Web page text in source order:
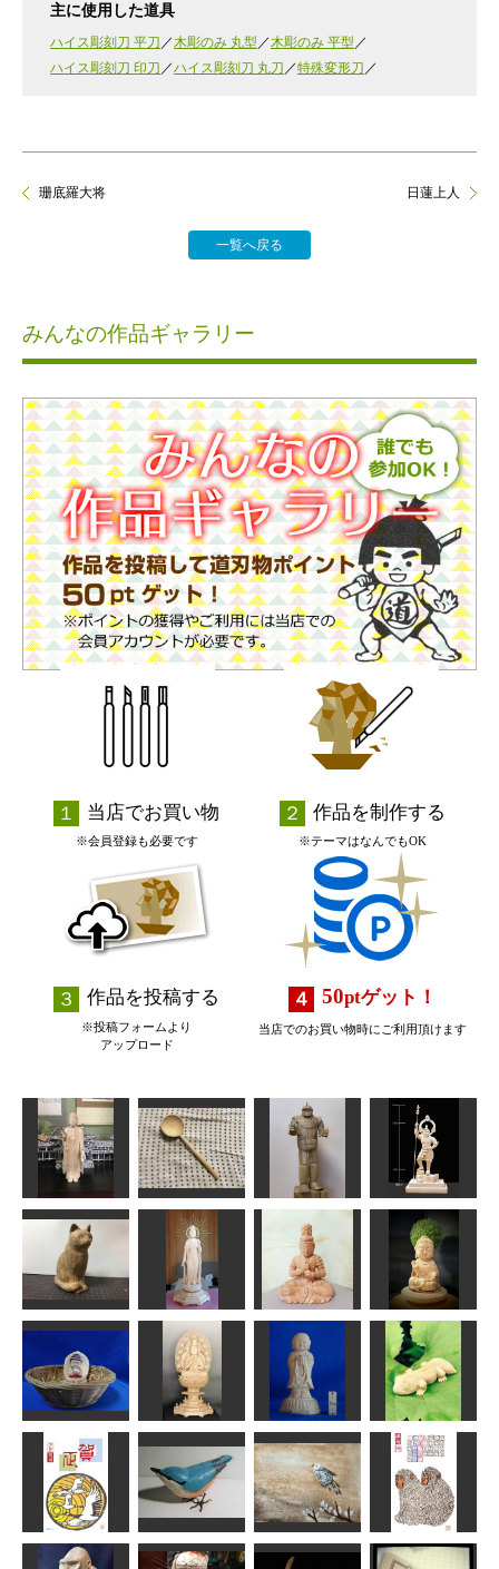
主に使用した道具
ハイス彫刻刀 平刀 木彫のみ 丸型
木彫のみ 平型
ハイス彫刻刀 印刀
ハイス彫刻刀 丸刀 特殊変形刀
珊底羅大将
一覧へ戻る
日蓮上人
みんなの作品ギャラリー
当店でお買い物
※会員登録も必要です
作品を制作する
※テーマはなんでもOK
作品を投稿する
※投稿フォームより
アップロード
50ptゲット！
当店でのお買い物時にご利用頂けます
阿弥陀如来像
みっちゃん
おたま
たくちゃん
鉄人28号
俊造
増長天
shadow
座った猫
波間
瑠璃観音菩薩
きいろちゃん
大日如来座像
ハク
童阿弥陀
Issay
かのん宝箱
kiyonk
聖観音座像
彫マサ
お地蔵さん
ta-chann
ニシアフリカ
トカゲモドキ
テスロ Tesuro